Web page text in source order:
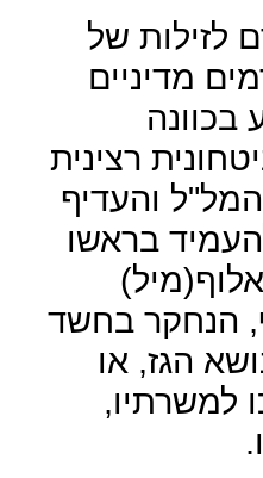
לזילות של
מדיניים
בכוונה
רצינית
והעדיף
בראשו
הנחקר בחשד
הגז, או
למשרתיו,